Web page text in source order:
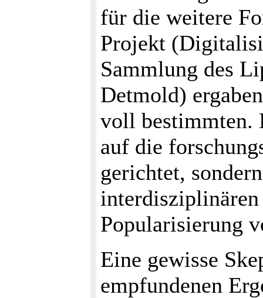
für die weitere
Projekt
Sammlung des
Detmold)
voll bestimmten.
auf die
gerichtet,
Popularisierung
Eine gewisse
empfundenen